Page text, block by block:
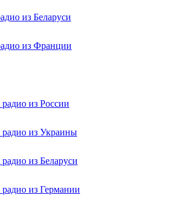
из Беларуси
из Франции
из России
из Украины
из Беларуси
из Германии